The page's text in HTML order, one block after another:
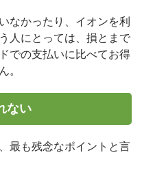
なかったり、イオンを利
人にとっては、損とまで
での支払いに比べてお得
。
ない
最も残念なポイントと言